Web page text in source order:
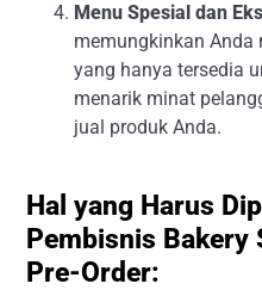
Menu Spesial dan
memungkinkan Anda
yang hanya tersedia
menarik minat
jual produk Anda.
Hal yang Harus
Pembisnis Bakery
Pre-Order: